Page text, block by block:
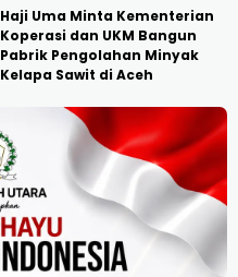
Haji Uma Minta Kementerian
Koperasi dan UKM Bangun
Pabrik Pengolahan Minyak
Kelapa Sawit di Aceh